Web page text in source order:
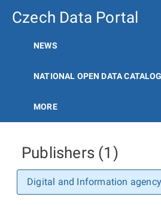
Czech Data Portal
NEWS
NATIONAL OPEN DATA CATALOG
MORE
Publishers (1)
Digital and Information